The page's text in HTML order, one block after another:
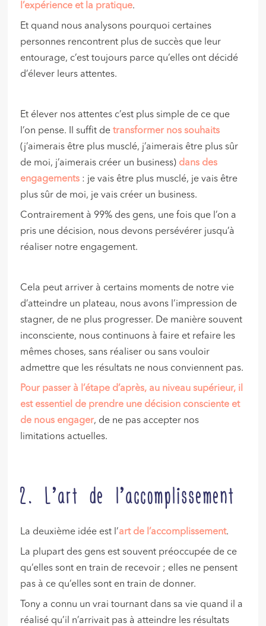
l’expérience et la pratique.
Et quand nous analysons pourquoi certaines
personnes rencontrent plus de succès que leur
entourage, c’est toujours parce qu’elles ont décidé
d’élever leurs attentes.
Et élever nos attentes c’est plus simple de ce que
l’on pense. Il suffit detransformer nos souhaits
(j’aimerais être plus musclé, j’aimerais être plus sûr
de moi, j’aimerais créer un business) dans des
engagements : je vais être plus musclé, je vais être
plus sûr de moi, je vais créer un business.
Contrairement à 99% des gens, une fois que l’on a
pris une décision, nous devons persévérer jusqu’à
réaliser notre engagement.
Cela peut arriver à certains moments de notre vie
d’atteindre un plateau, nous avons l’impression de
stagner, de ne plus progresser. De manière souvent
inconsciente, nous continuons à faire et refaire les
mêmes choses, sans réaliser ou sans vouloir
admettre que les résultats ne nous conviennent pas.
Pour passer à l’étape d’après, au niveau supérieur, il
est essentiel de prendre une décision consciente et
de nous engager, de ne pas accepter nos
limitations actuelles.
2. L’art de l’accomplissement
La deuxième idée est l’art de l’accomplissement.
La plupart des gens est souvent préoccupée de ce
qu’elles sont en train de recevoir ; elles ne pensent
pas à ce qu’elles sont en train de donner.
Tony a connu un vrai tournant dans sa vie quand il a
réalisé qu’il n’arrivait pas à atteindre les résultats